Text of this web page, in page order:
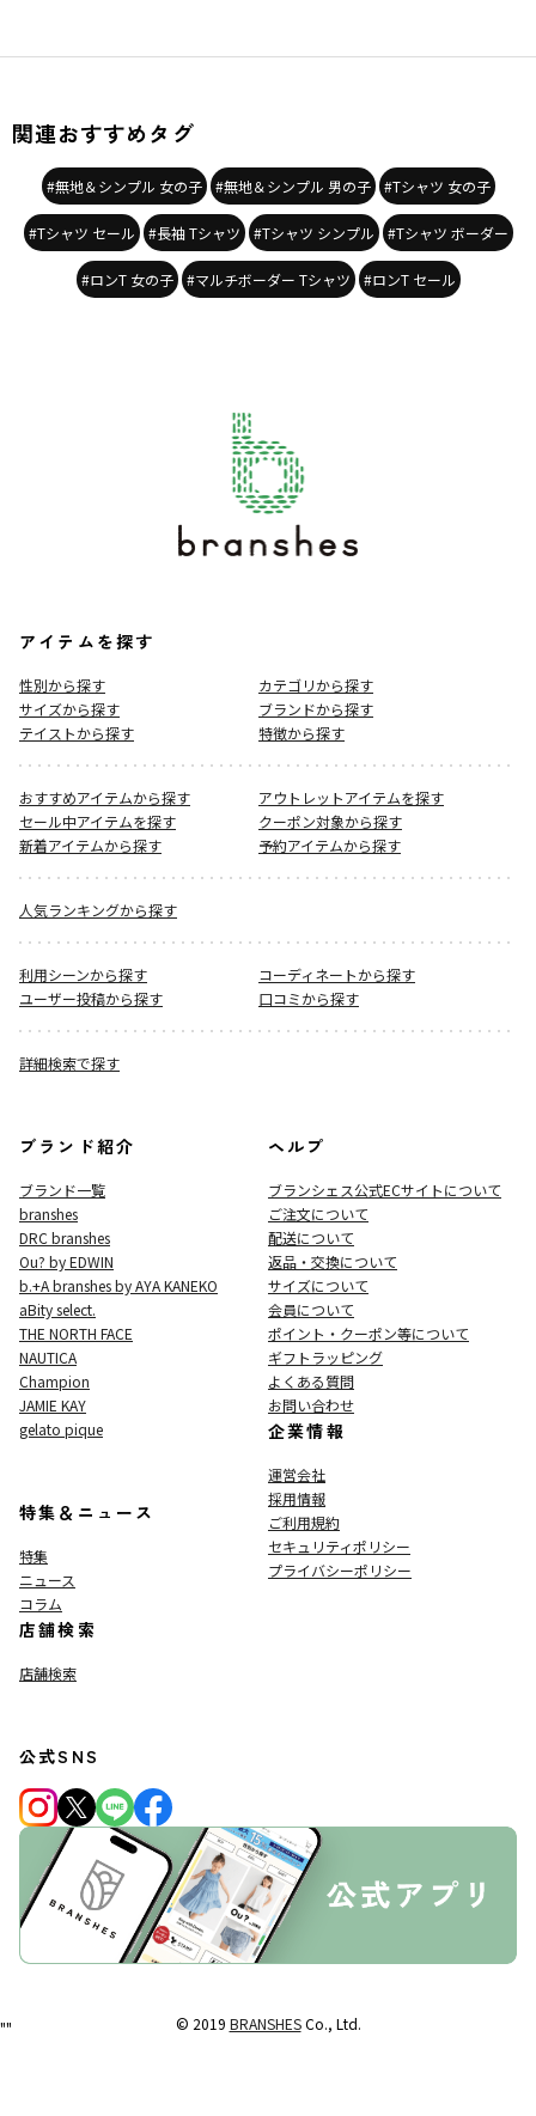
関連おすすめタグ
#無地＆シンプル 女の子 #無地＆シンプル 男の子 #Tシャツ 女の子
#Tシャツ セール #長袖 Tシャツ #Tシャツ シンプル #Tシャツ ボーダー
#ロンT 女の子 #マルチボーダー Tシャツ #ロンT セール
アイテムを探す
性別から探す
カテゴリから探す
サイズから探す
ブランドから探す
テイストから探す
特徴から探す
おすすめアイテムから探す
アウトレットアイテムを探す
セール中アイテムを探す
クーポン対象から探す
新着アイテムから探す
予約アイテムから探す
人気ランキングから探す
利用シーンから探す
コーディネートから探す
ユーザー投稿から探す
口コミから探す
詳細検索で探す
ブランド紹介
ブランド一覧
branshes
DRC branshes
Ou? by EDWIN
b.+A branshes by AYA KANEKO
aBity select.
THE NORTH FACE
NAUTICA
Champion
JAMIE KAY
gelato pique
特集＆ニュース
特集
ニュース
コラム
店舗検索
店舗検索
ヘルプ
ブランシェス公式ECサイトについて
ご注文について
配送について
返品・交換について
サイズについて
会員について
ポイント・クーポン等について
ギフトラッピング
よくある質問
お問い合わせ
企業情報
運営会社
採用情報
ご利用規約
セキュリティポリシー
プライバシーポリシー
公式SNS
© 2019 BRANSHESCo., Ltd.
""